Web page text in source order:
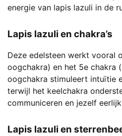
energie van lapis lazuli in de
Lapis lazuli en chakra’s
Deze edelsteen werkt vooral
oogchakra) en het 5e chakra
oogchakra stimuleert intuïtie
terwijl het keelchakra
communiceren en jezelf
Lapis lazuli en